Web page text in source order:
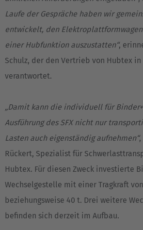
Laufe der Gespräche haben wir
entwickelt, den
einer Hubfunktion auszustatten“,
Schulz, der den Vertrieb von Hubtex
verantwortet.
„Damit kann die individuell für
Ausführung des SFX nicht nur
Lasten auch eigenständig aufnehmen“,
Rückert, Spezialist für
Hubtex. Für diesen Zweck investierte
Wechselgestelle mit einer Tragkraft
beziehungsweise 40 t. Drei weitere
befinden sich derzeit im Aufbau.